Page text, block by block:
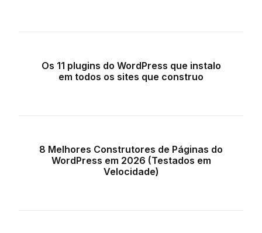
Os 11 plugins do WordPress que instalo
em todos os sites que construo
8 Melhores Construtores de Páginas do
WordPress em 2026 (Testados em
Velocidade)